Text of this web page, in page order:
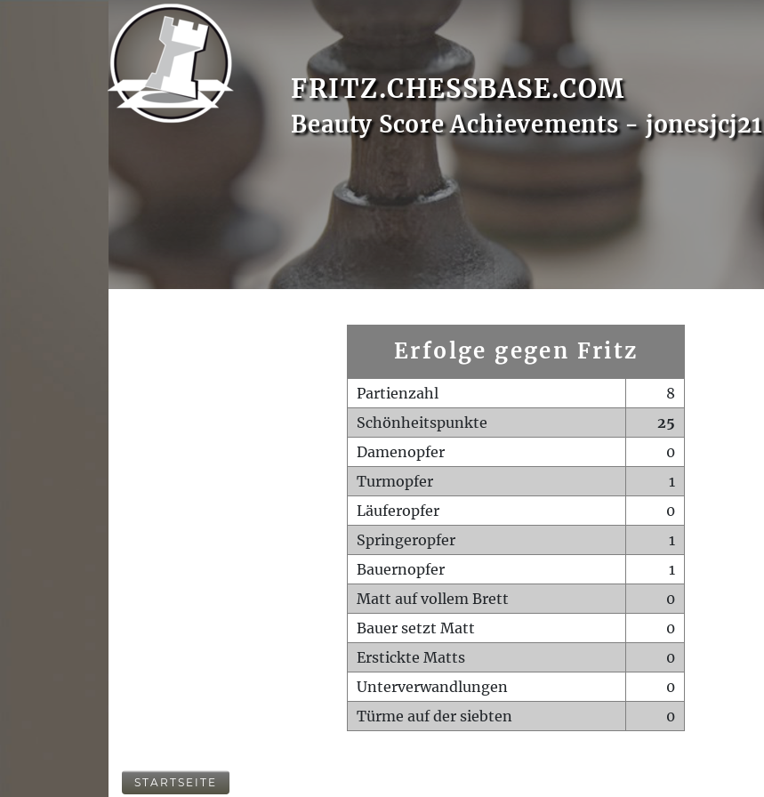
FRITZ.CHESSBASE.COM
Beauty Score Achievements - jonesjcj21
Erfolge gegen Fritz
Partienzahl
8
Schönheitspunkte
25
Damenopfer
0
Turmopfer
1
Läuferopfer
0
Springeropfer
1
Bauernopfer
1
Matt auf vollem Brett
0
Bauer setzt Matt
0
Erstickte Matts
0
Unterverwandlungen
0
Türme auf der siebten
0
STARTSEITE